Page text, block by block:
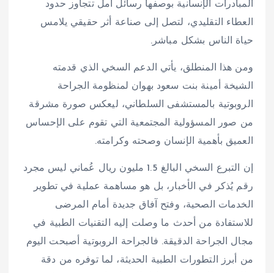
المبادرات الإنسانية بوصفها رسائل أمل تتجاوز حدود
العطاء التقليدي، لتصل إلى صناعة أثر حقيقي يلامس
حياة الناس بشكل مباشر.
ومن هذا المنطلق، يأتي الدعم السخي الذي قدمته
الشيخة أمينة بنت سعود بهوان لمنظومة الجراحة
الروبوتية بالمستشفى السلطاني، ليعكس صورة مشرقة
من صور المسؤولية المجتمعية التي تقوم على الإحساس
العميق بأهمية الإنسان وصحته وكرامته.
إن التبرع السخي البالغ 1.5 مليون ريال عُماني ليس مجرد
رقم يُذكر في الأخبار، بل هو مساهمة عملية في تطوير
الخدمات الصحية، وفتح آفاق جديدة أمام المرضى
للاستفادة من أحدث ما وصلت إليه التقنيات الطبية في
مجال الجراحة الدقيقة. فالجراحة الروبوتية أصبحت اليوم
من أبرز التطورات الطبية الحديثة، لما توفره من دقة